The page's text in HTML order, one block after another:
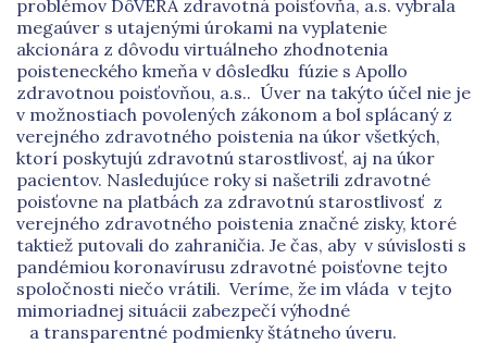
problémov DôVERA zdravotná poisťovňa, a.s. vybrala
megaúver s utajenými úrokami na vyplatenie
akcionára z dôvodu virtuálneho zhodnotenia
poisteneckého kmeňa v dôsledku fúzie s Apollo
zdravotnou poisťovňou, a.s.. Úver na takýto účel nie je
v možnostiach povolených zákonom a bol splácaný z
verejného zdravotného poistenia na úkor všetkých,
ktorí poskytujú zdravotnú starostlivosť, aj na úkor
pacientov. Nasledujúce roky si našetrili zdravotné
poisťovne na platbách za zdravotnú starostlivosť z
verejného zdravotného poistenia značné zisky, ktoré
taktiež putovali do zahraničia. Je čas, aby v súvislosti s
pandémiou koronavírusu zdravotné poisťovne tejto
spoločnosti niečo vrátili. Veríme, že im vláda v tejto
mimoriadnej situácii zabezpečí výhodné
a transparentné podmienky štátneho úveru.